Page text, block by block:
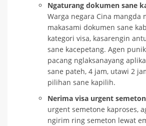
Ngaturang dokumen sane
Warga negara Cina mangda
makasami dokumen sane
kategori visa, kasarengin
sane kacepetang. Agen
pacang nglaksanayang
sane pateh, 4 jam, utawi 2
pilihan sane kapilih.
Nerima visa urgent semeton
urgent semetone kaproses,
ngirim ring semeton lewat